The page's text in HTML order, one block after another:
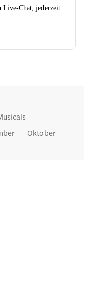
Live-Chat, jederzeit
Oktober